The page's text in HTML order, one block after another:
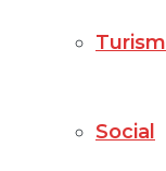
Turism
Social